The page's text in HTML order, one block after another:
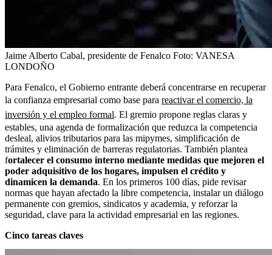
Jaime Alberto Cabal, presidente de Fenalco Foto: VANESA
LONDOÑO
Para Fenalco, el Gobierno entrante deberá concentrarse en recuperar
la confianza empresarial como base para reactivar el comercio, la
inversión y el empleo formal. El gremio propone reglas claras y
estables, una agenda de formalización que reduzca la competencia
desleal, alivios tributarios para las mipymes, simplificación de
trámites y eliminación de barreras regulatorias. También plantea
fortalecer el consumo interno mediante medidas que mejoren el
poder adquisitivo de los hogares, impulsen el crédito y
dinamicen la demanda. En los primeros 100 días, pide revisar
normas que hayan afectado la libre competencia, instalar un diálogo
permanente con gremios, sindicatos y academia, y reforzar la
seguridad, clave para la actividad empresarial en las regiones.
Cinco tareas claves